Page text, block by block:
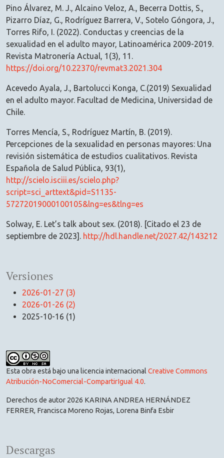
Versiones
2026-01-27 (3)
2026-01-26 (2)
2025-10-16 (1)
Pino Álvarez, M. J., Alcaino Veloz, A., Becerra Dottis, S.,
Pizarro Díaz, G., Rodríguez Barrera, V., Sotelo Góngora, J.,
Torres Rifo, I. (2022). Conductas y creencias de la
sexualidad en el adulto mayor, Latinoamérica 2009-2019.
Revista Matronería Actual, 1(3), 11.
https://doi.org/10.22370/revmat3.2021.304
Acevedo Ayala, J., Bartolucci Konga, C.(2019) Sexualidad
en el adulto mayor. Facultad de Medicina, Universidad de
Chile.
Torres Mencía, S., Rodríguez Martín, B. (2019).
Percepciones de la sexualidad en personas mayores: Una
revisión sistemática de estudios cualitativos. Revista
Española de Salud Pública, 93(1),
http://scielo.isciii.es/scielo.php?
script=sci_arttext&pid=S1135-
57272019000100105&lng=es&tlng=es
Solway, E. Let’s talk about sex. (2018). [Citado el 23 de
septiembre de 2023]. http://hdl.handle.net/2027.42/143212
Esta obra está bajo una licencia internacional Creative Commons
Atribución-NoComercial-CompartirIgual 4.0.
Derechos de autor 2026 KARINA ANDREA HERNÁNDEZ
FERRER, Francisca Moreno Rojas, Lorena Binfa Esbir
Descargas